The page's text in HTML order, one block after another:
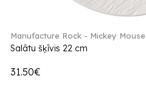
Manufacture Rock - Mickey Mouse
Salātu šķīvis 22 cm
31.50€